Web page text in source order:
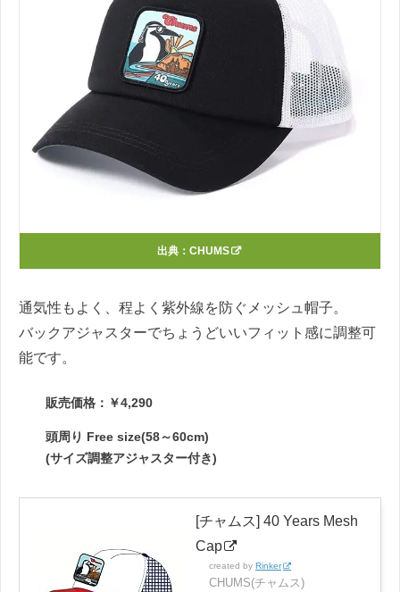
出典： CHUMS
通気性もよく、程よく紫外線を防ぐメッシュ帽子。
バックアジャスターでちょうどいいフィット感に調整可
能です。
販売価格：￥4,290
頭周り Free size(58～60cm)
(サイズ調整アジャスター付き)
[チャムス] 40 Years Mesh
Cap
created by Rinker
CHUMS(チャムス)